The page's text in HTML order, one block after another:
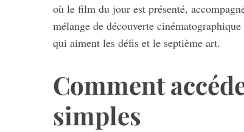
où le film du jour est présenté,
mélange de découverte
qui aiment les défis et le septième art.
Comment
simples